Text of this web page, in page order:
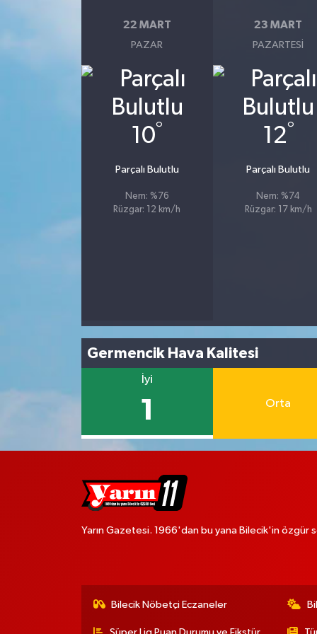
22 MART
PAZAR
10°
Parçalı Bulutlu
Nem: %76
Rüzgar: 12 km/h
23 MART
PAZARTESI
12°
Parçalı Bulutlu
Nem: %74
Rüzgar: 17 km/h
Germencik Hava Kalitesi
İyi
1 Orta
Yarın Gazetesi. 1966'dan bu yana Bilecik'in özgür
Bilecik Nöbetçi Eczaneler